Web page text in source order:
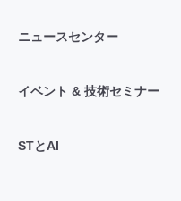
ニュースセンター
イベント & 技術セミナー
STとAI